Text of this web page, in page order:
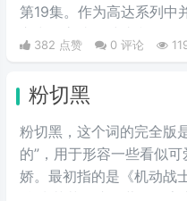
第19集。作为高达系列中
偶列哇刚大木哒则是这句
382 点赞 0 评论
粉切黑
粉切黑，这个词的完全版
的”，用于形容一些看似
娇。最初指的是《机动战